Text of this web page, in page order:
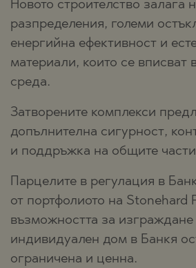
Новото строителство залага
разпределения, големи
енергийна ефективност и
материали, които се вписват
среда.
Затворените комплекси
допълнителна сигурност,
и поддръжка на общите
Парцелите в регулация в
от портфолиото на Stonehard
възможността за изграждане
индивидуален дом в Банкя
ограничена и ценна.